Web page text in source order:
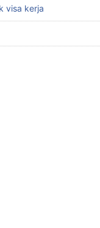
visa kerja